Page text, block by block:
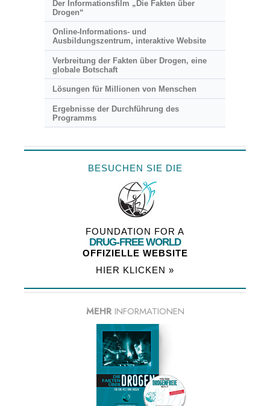
Der Informationsfilm „Die Fakten über
Drogen“
Online-Informations- und
Ausbildungszentrum, interaktive Website
Verbreitung der Fakten über Drogen, eine
globale Botschaft
Lösungen für Millionen von Menschen
Ergebnisse der Durchführung des
Programms
BESUCHEN SIE DIE
FOUNDATION FOR A
DRUG-FREE WORLD
OFFIZIELLE WEBSITE
HIER KLICKEN »
MEHR INFORMATIONEN